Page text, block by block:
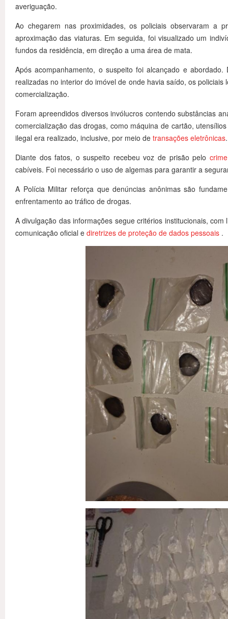
averiguação.
Ao chegarem nas proximidades, os policiais observaram a
aproximação das viaturas. Em seguida, foi visualizado um
fundos da residência, em direção a uma área de mata.
Após acompanhamento, o suspeito foi alcançado e
realizadas no interior do imóvel de onde havia saído, os
comercialização.
Foram apreendidos diversos invólucros contendo substâncias
comercialização das drogas, como máquina de cartão,
ilegal era realizado, inclusive, por meio de transações eletrônicas.
Diante dos fatos, o suspeito recebeu voz de prisão pelo
cabíveis. Foi necessário o uso de algemas para garantir a
A Polícia Militar reforça que denúncias anônimas são
enfrentamento ao tráfico de drogas.
A divulgação das informações segue critérios institucionais,
comunicação oficial e diretrizes de proteção de dados pessoais .